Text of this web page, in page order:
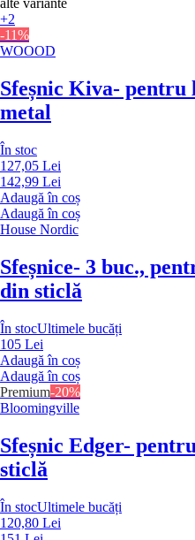
alte variante
+2
-11%
WOOOD
Sfeșnic Kiva- pentru
metal
În stoc
127,05 Lei
142,99 Lei
Adaugă în coș
Adaugă în coș
House Nordic
Sfeșnice- 3 buc.,
din sticlă
În stocUltimele bucăți
105 Lei
Adaugă în coș
Adaugă în coș
Premium-20%
Bloomingville
Sfeșnic Edger-
sticlă
În stocUltimele bucăți
120,80 Lei